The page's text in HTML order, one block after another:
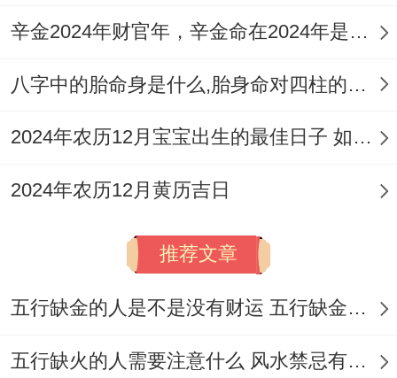
但注意冲马（戊午）煞南,属马的宝宝需避
开...
：此日更适合五行喜水的宝宝！需注意
冲猪（辛亥）煞东，属猪的宝宝家庭需谨
5.农历五月廿六；阳历6月20日（星期
六）：此日尤其适合五行喜木的宝宝！但需
此日举办。
辛金2024年财官年，辛金命在2024年是财官年还是财印年
八字中的胎命身是什么,胎身命对四柱的影响
2024年农历12月宝宝出生的最佳日子 如何挑选适合的吉日
2024年农历12月黄历吉日
推荐文章
五行缺金的人是不是没有财运 五行缺金的人命运好不好
五行缺火的人需要注意什么 风水禁忌有哪些